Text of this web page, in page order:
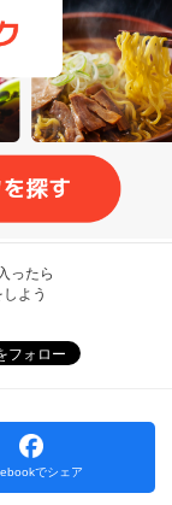
ったら
しよう
でシェア